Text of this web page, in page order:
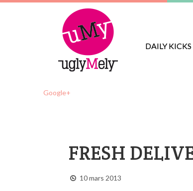
DAILY KICKS
Google+
FRESH
10 mars 2013